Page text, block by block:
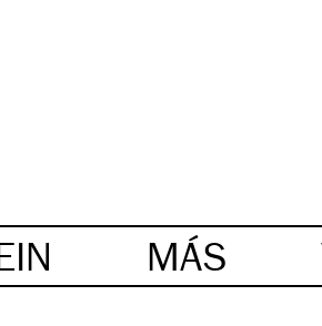
MÁS